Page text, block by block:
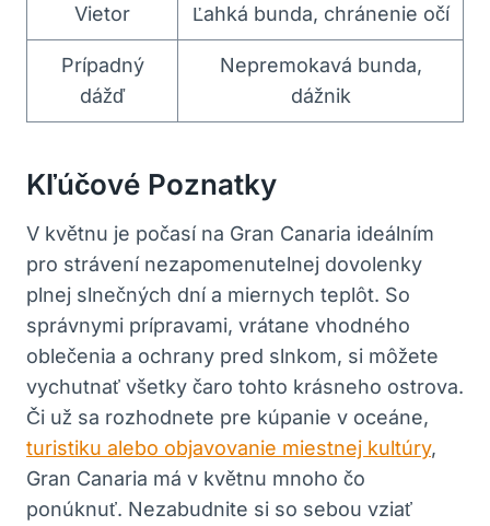
Vietor Ľahká bunda, chránenie očí
Prípadný
dážď
Nepremokavá bunda,
dážnik
Kľúčové Poznatky
V květnu je počasí na Gran Canaria ideálním
pro strávení nezapomenutelnej dovolenky
plnej slnečných dní a miernych teplôt. So
správnymi prípravami, vrátane vhodného
oblečenia a ochrany pred slnkom, si môžete
vychutnať všetky čaro tohto krásneho ostrova.
Či už sa rozhodnete pre kúpanie v oceáne,
turistiku alebo objavovanie miestnej kultúry,
Gran Canaria má v květnu mnoho čo
ponúknuť. Nezabudnite si so sebou vziať